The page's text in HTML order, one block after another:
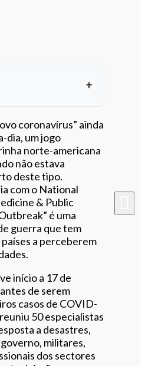
artigo
coronavírus” ainda
dia, um jogo
norte-americana
não estava
deste tipo.
com o National
& Public
é uma
guerra que tem
a perceberem
início a 17 de
de serem
casos de COVID-
50 especialistas
a desastres,
militares,
dos sectores